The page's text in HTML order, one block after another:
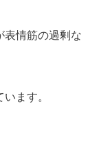
表情筋の過剰な
ます。